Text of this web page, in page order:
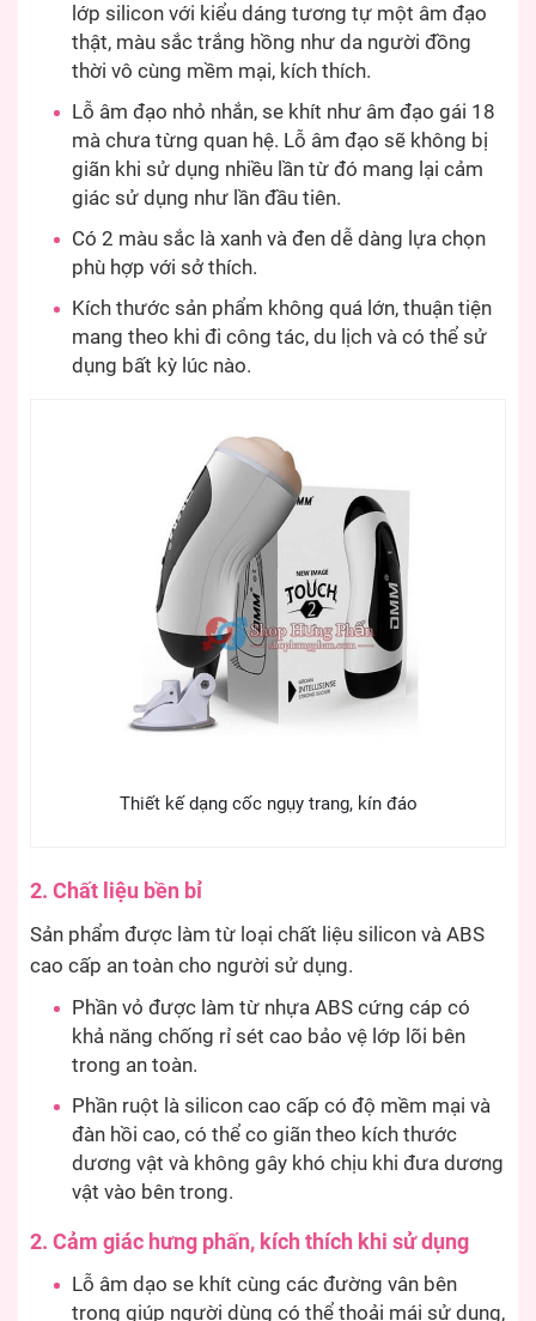
lớp silicon với kiểu dáng tương tự một âm đạo
thật, màu sắc trắng hồng như da người đồng
thời vô cùng mềm mại, kích thích.
Lỗ âm đạo nhỏ nhắn, se khít như âm đạo gái 18
mà chưa từng quan hệ. Lỗ âm đạo sẽ không bị
giãn khi sử dụng nhiều lần từ đó mang lại cảm
giác sử dụng như lần đầu tiên.
Có 2 màu sắc là xanh và đen dễ dàng lựa chọn
phù hợp với sở thích.
Kích thước sản phẩm không quá lớn, thuận tiện
mang theo khi đi công tác, du lịch và có thể sử
dụng bất kỳ lúc nào.
Thiết kế dạng cốc ngụy trang, kín đáo
2. Chất liệu bền bỉ
Sản phẩm được làm từ loại chất liệu silicon và ABS
cao cấp an toàn cho người sử dụng.
Phần vỏ được làm từ nhựa ABS cứng cáp có
khả năng chống rỉ sét cao bảo vệ lớp lõi bên
trong an toàn.
Phần ruột là silicon cao cấp có độ mềm mại và
đàn hồi cao, có thể co giãn theo kích thước
dương vật và không gây khó chịu khi đưa dương
vật vào bên trong.
2. Cảm giác hưng phấn, kích thích khi sử dụng
Lỗ âm dạo se khít cùng các đường vân bên
trong giúp người dùng có thể thoải mái sử dụng,